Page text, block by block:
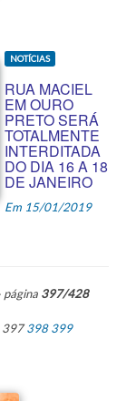
NOTÍCIAS
RUA MACIEL
EM OURO
PRETO SERÁ
TOTALMENTE
INTERDITADA
DO DIA 16 A 18
DE JANEIRO
Em 15/01/2019
397/428
397398 399